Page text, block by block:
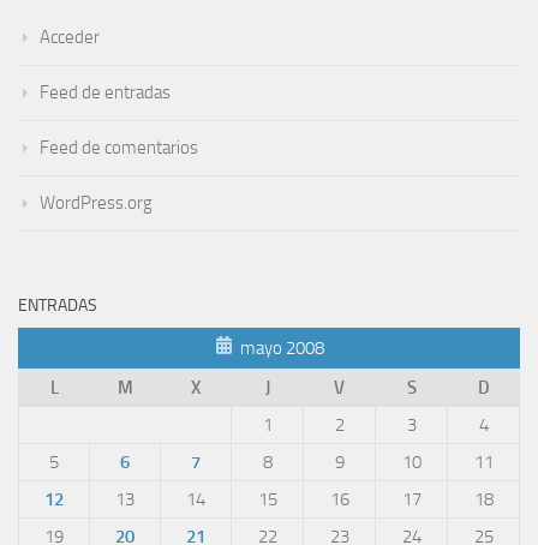
Acceder
Feed de entradas
Feed de comentarios
WordPress.org
ENTRADAS
mayo 2008
L
M X J V S
D
1
2 3
4
5
6 7 8 9 10
11
12
13 14 15 16 17
18
19
20 21 22 23 24 25